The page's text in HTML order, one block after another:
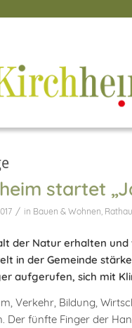
startet
/ in Bauen & Wohnen,
der Natur erhalten
in der Gemeinde
aufgerufen, sich mit
Verkehr, Bildung,
Der fünfte Finger der